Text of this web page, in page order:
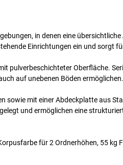
in denen eine
Einrichtungen ein und sorgt
pulverbeschichteter Oberfläche.
auf unebenen Böden ermöglichen.
sowie mit einer Abdeckplatte aus
und ermöglichen eine
für 2 Ordnerhöhen, 55 kg